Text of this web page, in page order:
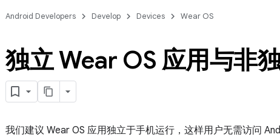
Android Developers Develop Devices Wear OS
独立 Wear OS 应用与非
我们建议 Wear OS 应用独立于手机运行，这样用户无需访问